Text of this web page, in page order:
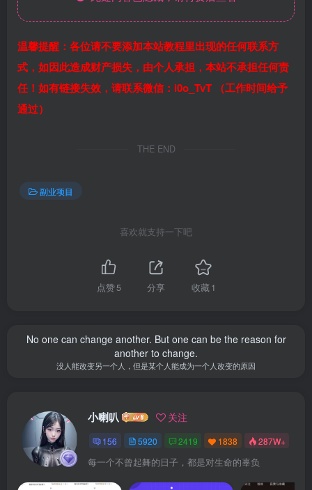
温馨提醒：各位请不要添加本站教程里出现的任何联系方
式，如因此造成财产损失，由个人承担，本站不承担任何责
任！如有链接失效，请联系微信：i0o_TvT （工作时间给予
通过）
THE END
副业项目
喜欢就支持一下吧
点赞5 分享 收藏1
No one can change another. But one can be the reason for
another to change.
没人能改变另一个人，但是某个人能成为一个人改变的原因
小喇叭 关注
156 5920 2419 1838 287W+
每一个不曾起舞的日子，都是对生命的辜负